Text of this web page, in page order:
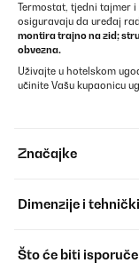
Termostat, tjedni tajmer
osiguravaju da uređaj
montira trajno na zid;
obvezna.
Uživajte u hotelskom
učinite Vašu kupaonicu
Značajke
Dimenzije i
Što će biti